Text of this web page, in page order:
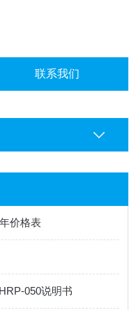
联系我们
价格表
050说明书